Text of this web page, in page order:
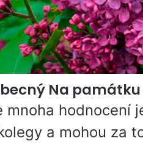
Na
mnoha hodnocení
a mohou za